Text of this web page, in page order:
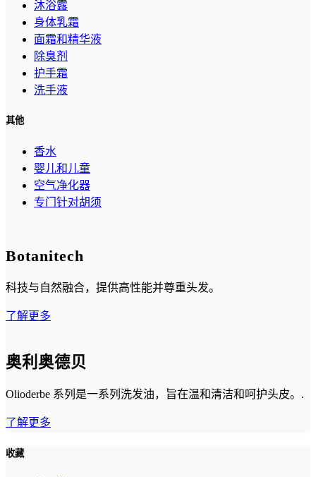
沐浴露
身体乳霜
面霜和精华液
除臭剂
护手霜
洗手液
其他
香水
婴儿和儿童
空气净化器
专门针对胡须
Botanitech
科技与自然融合，提供高性能并尊重头发。
了解更多
奥利奥德贝
Olioderbe 系列是一系列洗发油，旨在温和清洁和呵护头皮。.
了解更多
收藏